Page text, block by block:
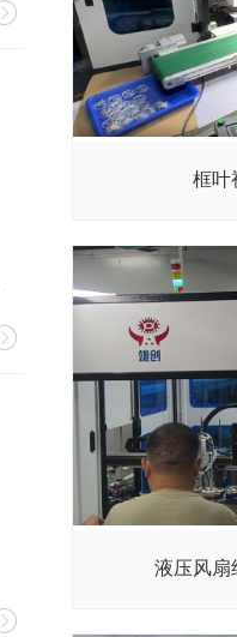
框叶
液压风扇